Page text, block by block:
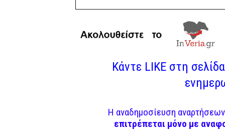
Κάντε LIKE στη
Η αναδημοσίευση
επιτρέπεται μόνο με